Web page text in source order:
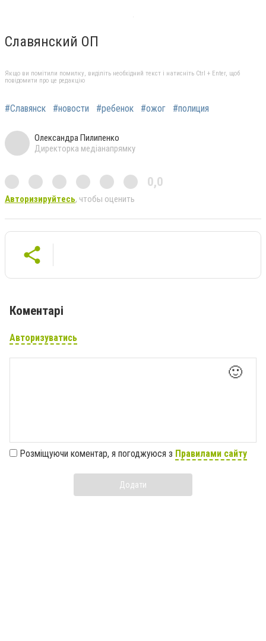
Славянский ОП
Якщо ви помітили помилку, виділіть необхідний текст і натисніть Ctrl + Enter, щоб
повідомити про це редакцію
#Славянск #новости #ребенок #ожог #полиция
Олександра Пилипенко
Директорка медіанапрямку
0,0
Авторизируйтесь, чтобы оценить
Коментарі
Авторизуватись
🙂
Розміщуючи коментар, я погоджуюся з Правилами сайту
Додати